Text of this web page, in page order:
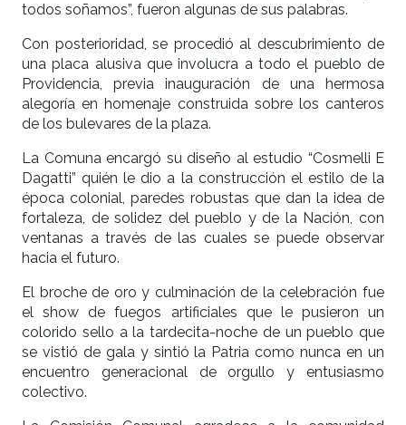
todos soñamos”, fueron algunas de sus palabras.
Con posterioridad, se procedió al descubrimiento de
una placa alusiva que involucra a todo el pueblo de
Providencia, previa inauguración de una hermosa
alegoría en homenaje construida sobre los canteros
de los bulevares de la plaza.
La Comuna encargó su diseño al estudio “Cosmelli E
Dagatti” quién le dio a la construcción el estilo de la
época colonial, paredes robustas que dan la idea de
fortaleza, de solidez del pueblo y de la Nación, con
ventanas a través de las cuales se puede observar
hacia el futuro.
El broche de oro y culminación de la celebración fue
el show de fuegos artificiales que le pusieron un
colorido sello a la tardecita-noche de un pueblo que
se vistió de gala y sintió la Patria como nunca en un
encuentro generacional de orgullo y entusiasmo
colectivo.